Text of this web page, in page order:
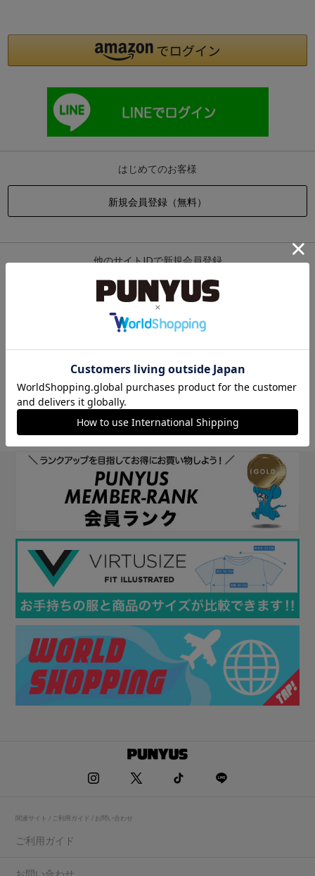
はじめてのお客様
他のサイトIDで新規会員登録
他のサイトIDで新規会員登録をしていただくと次回以降、そのIDで
ログインすることができます。
関連サイト / ご利用ガイド / お問い合わせ
ご利用ガイド